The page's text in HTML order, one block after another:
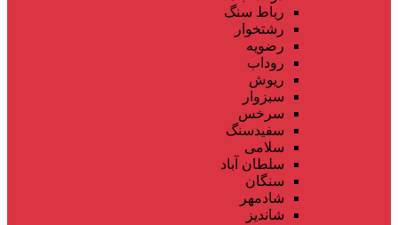
رباط سنگ
رشتخوار
رضویه
روداب
ریوش
سبزوار
سرخس
سفیدسنگ
سلامی
سلطان آباد
سنگان
شادمهر
شاندیز